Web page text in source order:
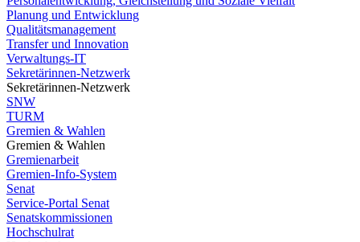
Planung und Entwicklung
Qualitätsmanagement
Transfer und Innovation
Verwaltungs-IT
Sekretärinnen-Netzwerk
Sekretärinnen-Netzwerk
SNW
TURM
Gremien & Wahlen
Gremien & Wahlen
Gremienarbeit
Gremien-Info-System
Senat
Service-Portal Senat
Senatskommissionen
Hochschulrat